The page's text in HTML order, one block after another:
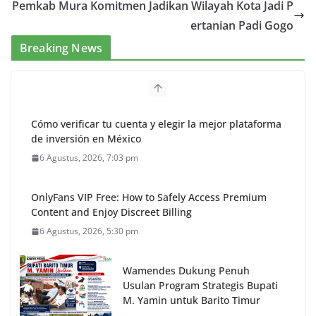
Pemkab Mura Komitmen Jadikan Wilayah Kota Jadi P
ertanian Padi Gogo
Breaking News
Cómo verificar tu cuenta y elegir la mejor plataforma
de inversión en México
6 Agustus, 2026, 7:03 pm
OnlyFans VIP Free: How to Safely Access Premium
Content and Enjoy Discreet Billing
6 Agustus, 2026, 5:30 pm
Wamendes Dukung Penuh
Usulan Program Strategis Bupati
M. Yamin untuk Barito Timur